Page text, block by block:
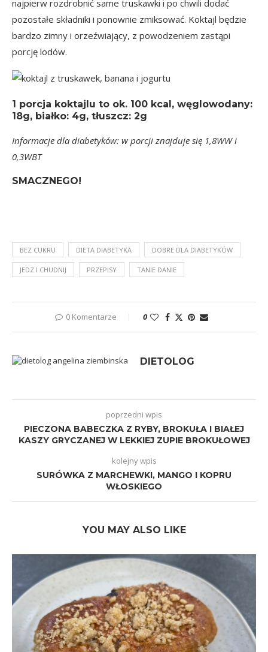
najpierw rozdrobnić same truskawki i po chwili dodać
pozostałe składniki i ponownie zmiksować. Koktajl będzie
bardzo zimny i orzeźwiający, z powodzeniem zastąpi
porcję lodów.
1 porcja koktajlu to ok. 100 kcal, węglowodany:
18g, białko: 4g, tłuszcz: 2g
Informacje dla diabetyków: w porcji znajduje się 1,8WW i
0,3WBT
SMACZNEGO!
BEZ CUKRU DIETA DIABETYKA DOBRE DLA DIABETYKÓW
JEDZ I CHUDNIJ PRZEPISY TANIE DANIE
0 Komentarze 0
DIETOLOG
poprzedni wpis
PIECZONA BABECZKA Z RYBY, BROKUŁA I BIAŁEJ
KASZY GRYCZANEJ W LEKKIEJ ZUPIE BROKUŁOWEJ
kolejny wpis
SURÓWKA Z MARCHEWKI, MANGO I KOPRU
WŁOSKIEGO
YOU MAY ALSO LIKE